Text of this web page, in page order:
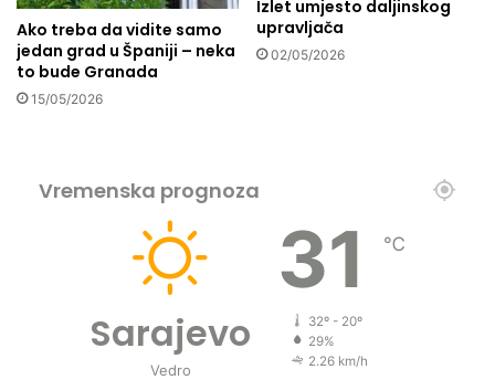
0
P
a
l
e
l
a
s
t
i
Ako treba da vidite samo
jedan grad u Španiji – neka
to bude Granada
15/05/2026
Izlet umjesto daljinskog
upravljača
02/05/2026
Vremenska prognoza
Sarajevo
Vedro
31 ℃
32º - 20º
29%
2.26 km/h